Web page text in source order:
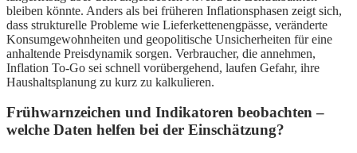
bleiben könnte. Anders als bei früheren Inflationsphasen zeigt sich,
dass strukturelle Probleme wie Lieferkettenengpässe, veränderte
Konsumgewohnheiten und geopolitische Unsicherheiten für eine
anhaltende Preisdynamik sorgen. Verbraucher, die annehmen,
Inflation To-Go sei schnell vorübergehend, laufen Gefahr, ihre
Haushaltsplanung zu kurz zu kalkulieren.
Frühwarnzeichen und Indikatoren beobachten –
welche Daten helfen bei der Einschätzung?